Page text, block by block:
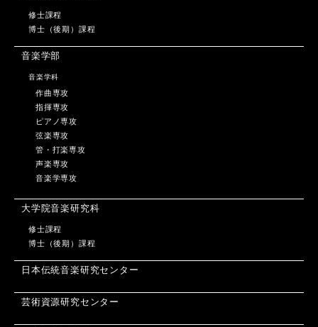
修士課程
博士（後期）課程
音楽学部
音楽学科
作曲専攻
指揮専攻
ピアノ専攻
弦楽専攻
管・打楽専攻
声楽専攻
音楽学専攻
大学院音楽研究科
修士課程
博士（後期）課程
日本伝統音楽研究センター
芸術資源研究センター